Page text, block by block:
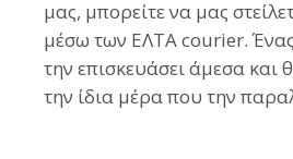
μας, μπορείτε να μας
μέσω των ΕΛΤΑ courier.
την επισκευάσει άμεσα και
την ίδια μέρα που την